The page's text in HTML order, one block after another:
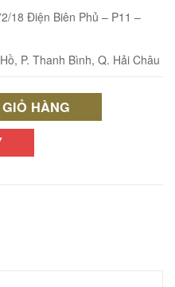
18 Điện Biên Phủ – P11 –
P. Thanh Bình, Q. Hải Châu
HÀNG